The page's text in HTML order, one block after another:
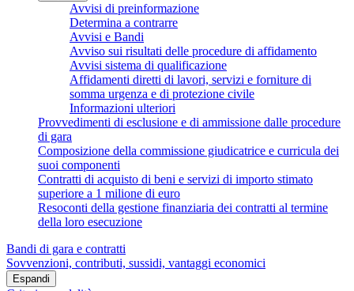
Avvisi di preinformazione
Determina a contrarre
Avvisi e Bandi
Avviso sui risultati delle procedure di affidamento
Avvisi sistema di qualificazione
Affidamenti diretti di lavori, servizi e forniture di
somma urgenza e di protezione civile
Informazioni ulteriori
Provvedimenti di esclusione e di ammissione dalle procedure
di gara
Composizione della commissione giudicatrice e curricula dei
suoi componenti
Contratti di acquisto di beni e servizi di importo stimato
superiore a 1 milione di euro
Resoconti della gestione finanziaria dei contratti al termine
della loro esecuzione
Bandi di gara e contratti
Sovvenzioni, contributi, sussidi, vantaggi economici
Espandi